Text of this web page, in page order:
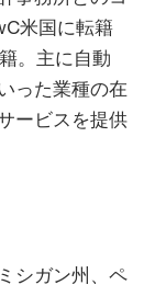
米国に転籍
。主に自動
った業種の在
ービスを提供
シガン州、ペ